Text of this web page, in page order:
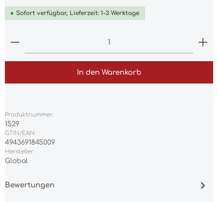
Sofort verfügbar, Lieferzeit: 1-3 Werktage
Produkt Anzahl: Gib den gewünschten Wert
In den Warenkorb
Produktnummer:
1529
GTIN/EAN:
4943691845009
Hersteller:
Global
Bewertungen